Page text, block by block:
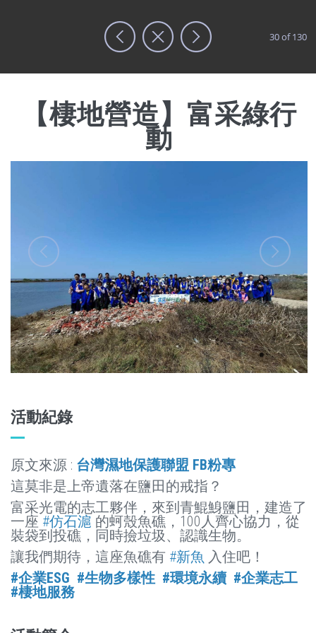
【棲地營造】富采綠行
動
活動紀錄
原文來源 : 台灣濕地保護聯盟 FB粉專
這莫非是上帝遺落在鹽田的戒指？
富采光電的志工夥伴，來到青鯤鯓鹽田，建造了
一座 #仿石滬 的蚵殼魚礁，100人齊心協力，從
裝袋到投礁，同時撿垃圾、認識生物。
讓我們期待，這座魚礁有 #新魚 入住吧！
#企業ESG #生物多樣性 #環境永續 #企業志工
#棲地服務
30 of 130
社團法人台灣濕地保護聯盟
我們是一個全國性的非營利組織（NGO/NPO)，致力於濕地
及相關生態保護工作。
關於濕盟
探索濕地
企業ESG
支持我們
聯絡我們
電子郵件：wetland@wetland.org.tw
電話：06-2251949 ‧ 06-2251880 傳真：06-2251903
地址：700-010 台南市中西區府前路一段 108 號 2 樓 統
一編號：92078638